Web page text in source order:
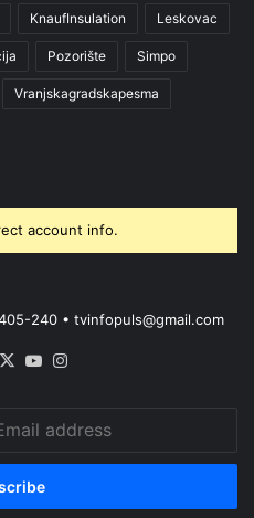
KnaufInsulation Leskovac
Pozorište Simpo
Vranjskagradskapesma
account info.
240 • tvinfopuls@gmail.com
Facebook
X YouTube